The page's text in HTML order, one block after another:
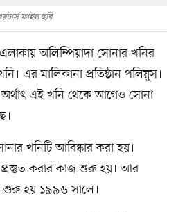
ফাইল ছবি
এলাকায় অলিম্পিয়াদা সোনার খনির
এর মালিকানা প্রতিষ্ঠান পলিয়ুস।
অর্থাৎ এই খনি থেকে আগেও সোনা
খনিটি আবিষ্কার করা হয়।
করার কাজ শুরু হয়। আর
শুরু হয় ১৯৯৬ সালে।